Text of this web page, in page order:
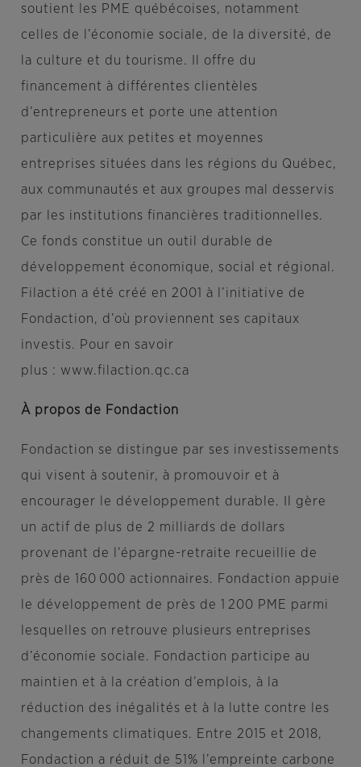
soutient les PME québécoises, notamment
celles de l’économie sociale, de la diversité, de
la culture et du tourisme. Il offre du
financement à différentes clientèles
d’entrepreneurs et porte une attention
particulière aux petites et moyennes
entreprises situées dans les régions du Québec,
aux communautés et aux groupes mal desservis
par les institutions financières traditionnelles.
Ce fonds constitue un outil durable de
développement économique, social et régional.
Filaction a été créé en 2001 à l’initiative de
Fondaction, d’où proviennent ses capitaux
investis. Pour en savoir
plus : www.filaction.qc.ca
À propos de Fondaction
Fondaction se distingue par ses investissements
qui visent à soutenir, à promouvoir et à
encourager le développement durable. Il gère
un actif de plus de 2 milliards de dollars
provenant de l’épargne-retraite recueillie de
près de 160 000 actionnaires. Fondaction appuie
le développement de près de 1 200 PME parmi
lesquelles on retrouve plusieurs entreprises
d’économie sociale. Fondaction participe au
maintien et à la création d’emplois, à la
réduction des inégalités et à la lutte contre les
changements climatiques. Entre 2015 et 2018,
Fondaction a réduit de 51% l’empreinte carbone